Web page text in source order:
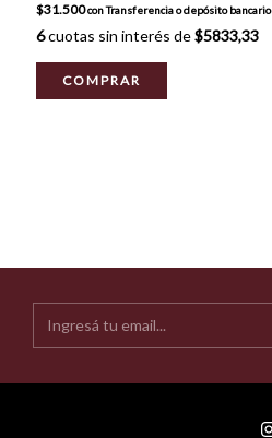
$31.500conTransferencia o depósito bancario
6cuotas sin interés de$5833,33
COMPRAR